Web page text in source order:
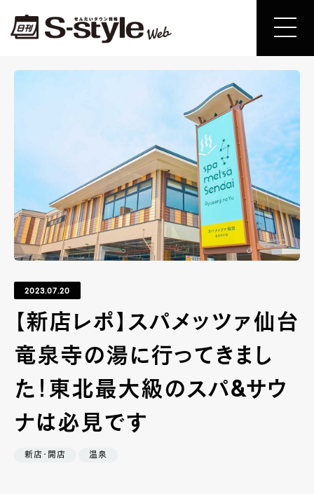
2023.07.20
【新店レポ】スパメッツァ仙台
竜泉寺の湯に行ってきまし
た！東北最大級のスパ&サウ
ナは必見です
新店・開店 温泉